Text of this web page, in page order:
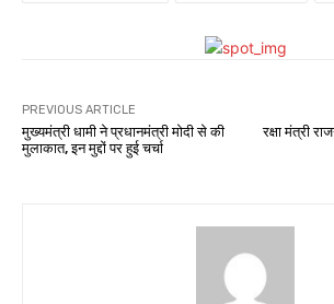
PREVIOUS ARTICLE
मुख्यमंत्री धामी ने प्रधानमंत्री मोदी से की
मुलाकात, इन मुद्दों पर हुई चर्चा
रक्षा मंत्री